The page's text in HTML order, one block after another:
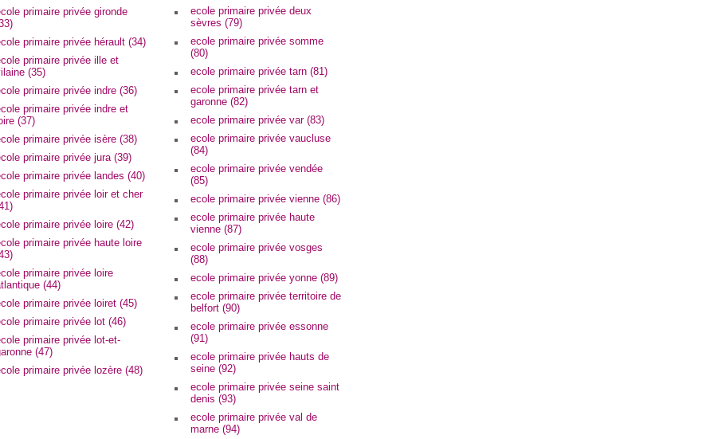
primaire privée gironde
primaire privée hérault (34)
primaire privée ille et
(35)
primaire privée indre (36)
primaire privée indre et
(37)
primaire privée isère (38)
primaire privée jura (39)
primaire privée landes (40)
primaire privée loir et cher
primaire privée loire (42)
primaire privée haute loire
primaire privée loire
(44)
primaire privée loiret (45)
primaire privée lot (46)
primaire privée lot-et-
(47)
primaire privée lozère (48)
ecole primaire privée deux
sèvres (79)
ecole primaire privée somme
(80)
ecole primaire privée tarn (81)
ecole primaire privée tarn et
garonne (82)
ecole primaire privée var (83)
ecole primaire privée vaucluse
(84)
ecole primaire privée vendée
(85)
ecole primaire privée vienne (86)
ecole primaire privée haute
vienne (87)
ecole primaire privée vosges
(88)
ecole primaire privée yonne (89)
ecole primaire privée territoire de
belfort (90)
ecole primaire privée essonne
(91)
ecole primaire privée hauts de
seine (92)
ecole primaire privée seine saint
denis (93)
ecole primaire privée val de
marne (94)